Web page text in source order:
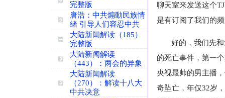
完整版
唐浩：中共煽動民族情
緒 引导人们容忍中共
大陆新闻解读（185）
完整版
大陆新闻解读
（443）：两会的异象
大陆新闻解读
（270）：解读十八大
中共决意
聊天室来发送这个
是有订阅了我们的
好的，我们先
的死亡事件，第一
央视最帅的男主播
奇坠亡，年仅32岁